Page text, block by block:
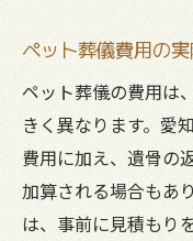
ペット葬儀費用の
ペット葬儀の費用は
きく異なります。愛
費用に加え、遺骨の
加算される場合もあ
は、事前に見積もり